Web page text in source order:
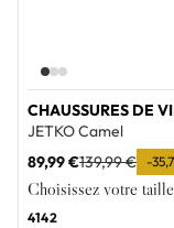
CHAUSSURES DE
JETKO Camel
89,99 €139,99 € -
Choisissez votre taille
4142